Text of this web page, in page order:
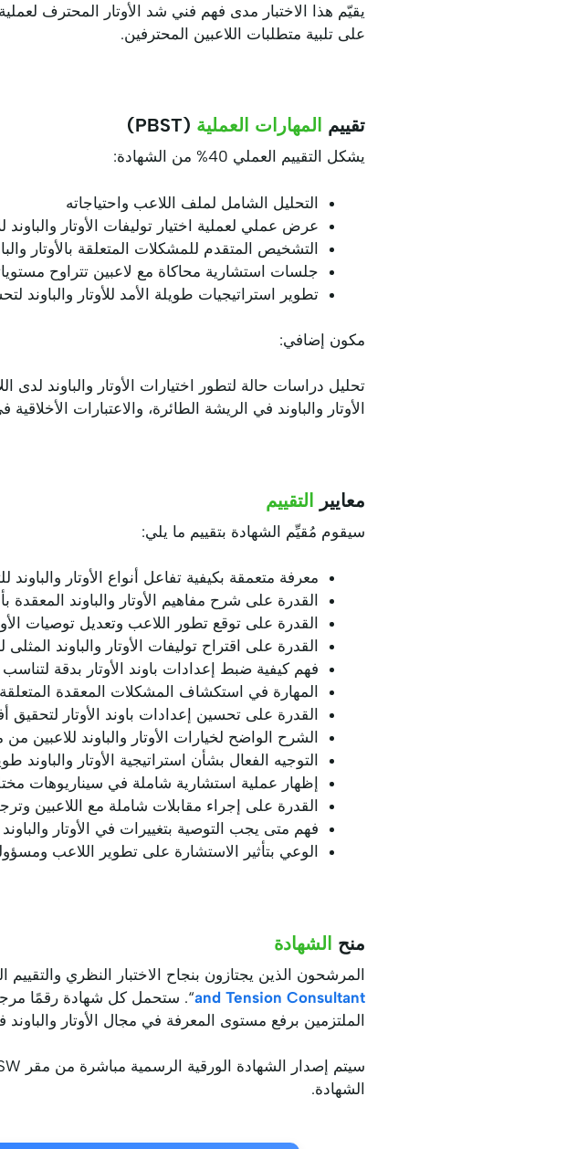
يقيّم هذا الاختبار مدى فهم فني شد الأوتار المحترف
على تلبية متطلبات اللاعبين المحترفين.
تقييم المهارات العملية (PBST)
يشكل التقييم العملي 40% من الشهادة:
التحليل الشامل لملف اللاعب واحتياجاته
عرض عملي لعملية اختيار توليفات الأوتار
التشخيص المتقدم للمشكلات المتعلقة بالأوتار
جلسات استشارية محاكاة مع لاعبين تتراوح
تطوير استراتيجيات طويلة الأمد للأوتار والباوند
مكون إضافي:
تحليل دراسات حالة لتطور اختيارات الأوتار والباوند لدى
الأوتار والباوند في الريشة الطائرة، والاعتبارات
معايير التقييم
سيقوم مُقيِّم الشهادة بتقييم ما يلي:
معرفة متعمقة بكيفية تفاعل أنواع الأوتار والباوند
القدرة على شرح مفاهيم الأوتار والباوند
القدرة على توقع تطور اللاعب وتعديل توصيات
القدرة على اقتراح توليفات الأوتار والباوند
فهم كيفية ضبط إعدادات باوند الأوتار بدقة
المهارة في استكشاف المشكلات المعقدة المتعلقة
القدرة على تحسين إعدادات باوند الأوتار لتحقيق
الشرح الواضح لخيارات الأوتار والباوند للاعبين
التوجيه الفعال بشأن استراتيجية الأوتار والباوند
إظهار عملية استشارية شاملة في سيناريوهات
القدرة على إجراء مقابلات شاملة مع اللاعبين
فهم متى يجب التوصية بتغييرات في الأوتار
الوعي بتأثير الاستشارة على تطوير اللاعب
منح الشهادة
المرشحون الذين يجتازون بنجاح الاختبار النظري
and Tension Consultant
الملتزمين برفع مستوى المعرفة في مجال الأوتار
الشهادة.